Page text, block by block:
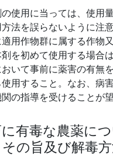
使用に当っては、使用
法を誤らないように注
適用作物群に属する作物
を初めて使用する場合
いて事前に薬害の有無
用すること。なお、病
の指導を受けることが望
有毒な農薬に
の旨及び解毒